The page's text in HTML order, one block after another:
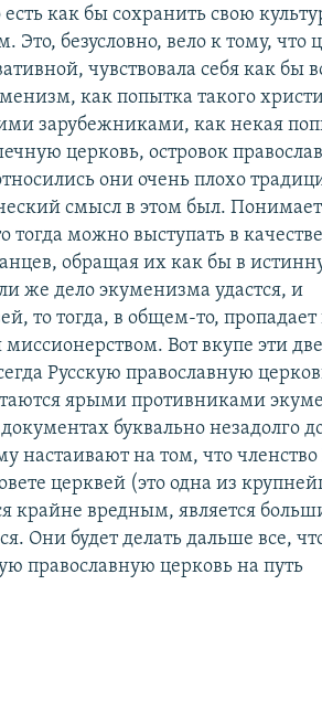
как бы сохранить свою
безусловно, вело к тому, что
чувствовала себя как бы
как попытка такого
зарубежниками, как некая
церковь, островок
они очень плохо
смысл в этом был.
тогда можно выступать в качестве
обращая их как бы в
же дело экуменизма удастся, и
то тогда, в общем-то, пропадает
Вот вкупе эти две
Русскую православную
ярыми противниками
буквально незадолго
настаивают на том, что членство
церквей (это одна из
крайне вредным, является
Они будет делать дальше все,
православную церковь на путь